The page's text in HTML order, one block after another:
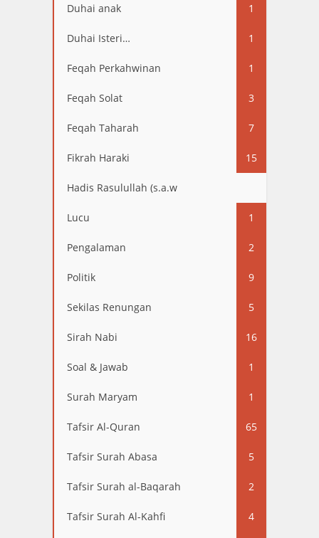
Duhai anak 1
Duhai Isteri… 1
Feqah Perkahwinan 1
Feqah Solat 3
Feqah Taharah 7
Fikrah Haraki 15
Hadis Rasulullah (s.a.w
Lucu 1
Pengalaman 2
Politik 9
Sekilas Renungan 5
Sirah Nabi 16
Soal & Jawab 1
Surah Maryam 1
Tafsir Al-Quran 65
Tafsir Surah Abasa 5
Tafsir Surah al-Baqarah 2
Tafsir Surah Al-Kahfi 4